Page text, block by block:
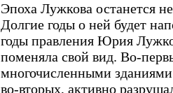
Эпоха Лужкова останется
Долгие годы о ней будет
годы правления Юрия
поменяла свой вид. Во-
многочисленными
во-вторых, активно